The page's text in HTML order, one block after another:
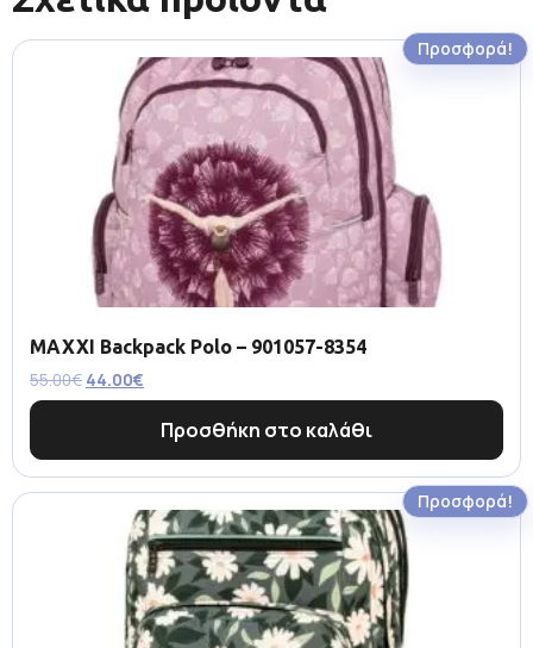
Προσφορά!
MAXXI Backpack Polo – 901057-8354
55.00€ 44.00€
Προσθήκη στο καλάθι
Προσφορά!